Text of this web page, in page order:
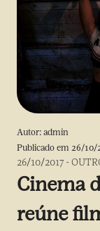
Autor: admin
Publicado em 26/10/
26/10/2017 -
Cinema
reúne